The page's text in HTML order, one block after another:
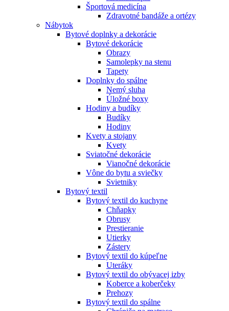
Športová medicína
Zdravotné bandáže a ortézy
Nábytok
Bytové doplnky a dekorácie
Bytové dekorácie
Obrazy
Samolepky na stenu
Tapety
Doplnky do spálne
Nemý sluha
Úložné boxy
Hodiny a budíky
Budíky
Hodiny
Kvety a stojany
Kvety
Sviatočné dekorácie
Vianočné dekorácie
Vône do bytu a sviečky
Svietniky
Bytový textil
Bytový textil do kuchyne
Chňapky
Obrusy
Prestieranie
Utierky
Zástery
Bytový textil do kúpeľne
Uteráky
Bytový textil do obývacej izby
Koberce a koberčeky
Prehozy
Bytový textil do spálne